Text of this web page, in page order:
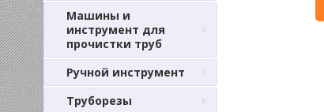
Машины и
инструмент для
прочистки труб
Ручной инструмент
Труборезы